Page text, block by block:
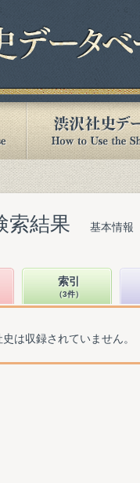
索結果 基本情報
索引
（3件）
は収録されていません。